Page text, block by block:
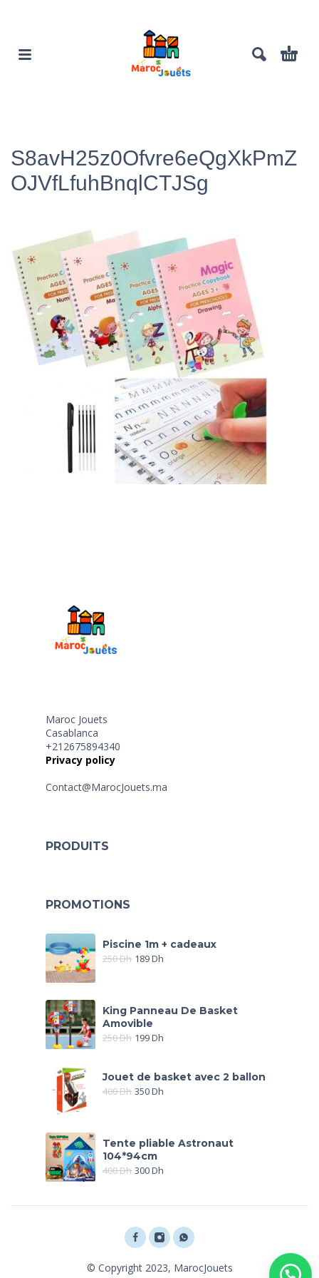
S8avH25z0Ofvre6eQgXkPmZ
OJVfLfuhBnqlCTJSg
Maroc Jouets
Casablanca
+212675894340
Privacy policy
Contact@MarocJouets.ma
PRODUITS
PROMOTIONS
Piscine 1m + cadeaux
250Dh 189Dh
King Panneau De Basket
Amovible
250Dh 199Dh
Jouet de basket avec 2 ballon
400Dh 350Dh
Tente pliable Astronaut
104*94cm
400Dh 300Dh
© Copyright 2023, MarocJouets